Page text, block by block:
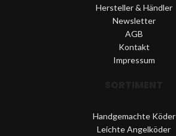
Hersteller & Händler
Newsletter
AGB
Kontakt
Impressum
Handgemachte Köder
Leichte Angelköder